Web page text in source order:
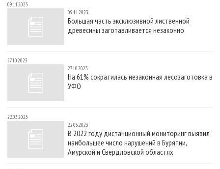
09.11.2023
09.11.2023
Большая часть эксклюзивной лиственной
древесины заготавливается незаконно
27.10.2023
27.10.2023
На 61% сократилась незаконная лесозаготовка в
УФО
22.03.2023
22.03.2023
В 2022 году дистанционный мониторинг выявил
наибольшее число нарушений в Бурятии,
Амурской и Свердловской областях